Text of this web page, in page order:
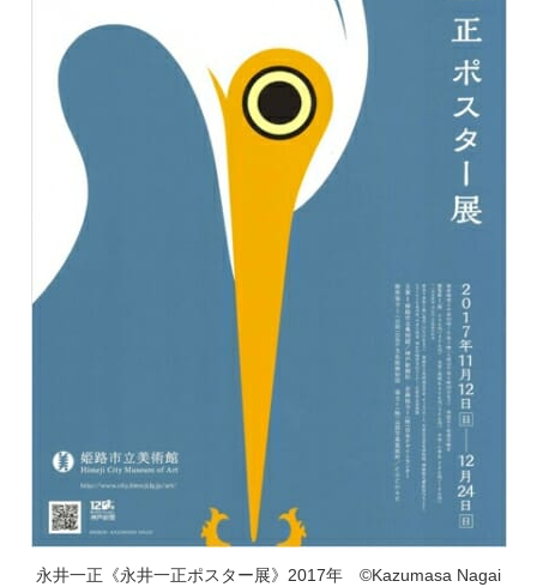
永井一正《永井一正ポスター展》2017年 ©Kazumasa Nagai